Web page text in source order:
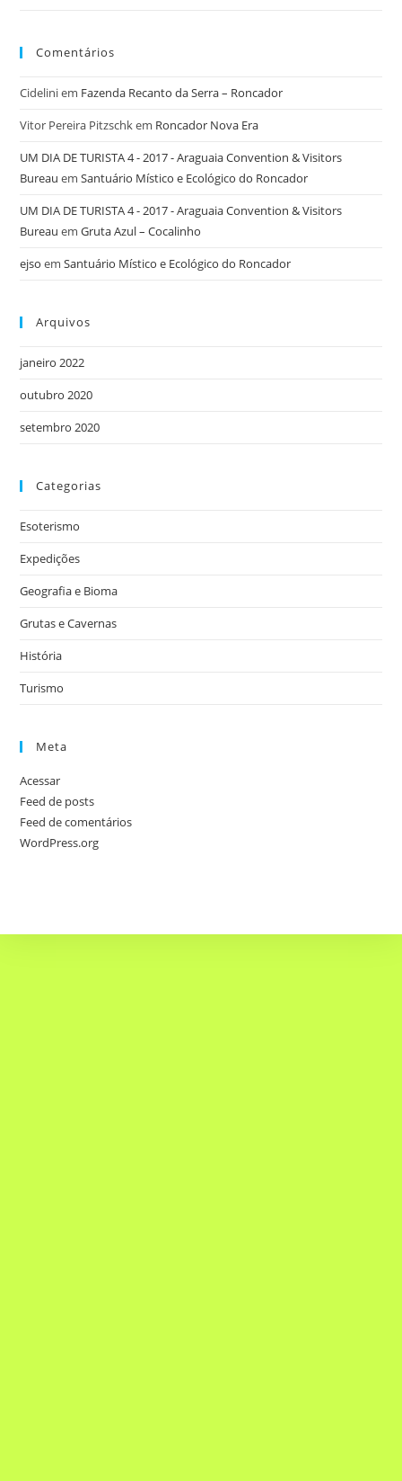
Comentários
Cideliniem Fazenda Recanto da Serra – Roncador
Vitor Pereira Pitzschkem Roncador Nova Era
UM DIA DE TURISTA 4 - 2017 - Araguaia Convention & Visitors
Bureau emSantuário Místico e Ecológico do Roncador
UM DIA DE TURISTA 4 - 2017 - Araguaia Convention & Visitors
Bureau emGruta Azul – Cocalinho
ejso emSantuário Místico e Ecológico do Roncador
Arquivos
janeiro 2022
outubro 2020
setembro 2020
Categorias
Esoterismo
Expedições
Geografia e Bioma
Grutas e Cavernas
História
Turismo
Meta
Acessar
Feed de posts
Feed de comentários
WordPress.org